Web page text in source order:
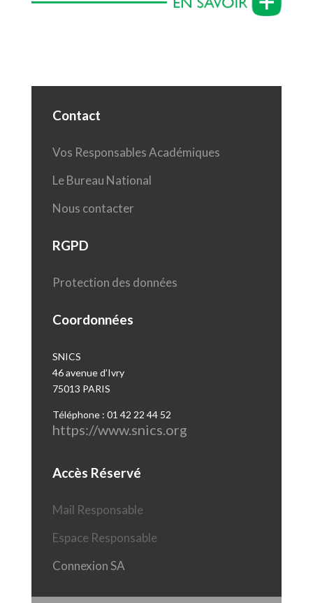
Contact
Vos Responsables Académiques
Le Bureau National
Nous contacter
RGPD
Protection des données
Coordonnées
SNICS
46 avenue d’Ivry
75013 PARIS
Téléphone : 01 42 22 44 52
https://www.snics.org
Accès Réservé
Mail Responsable
Espace Responsable
Connexion SA